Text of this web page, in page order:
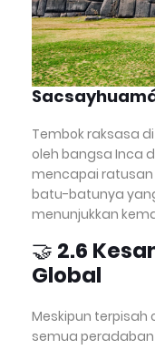
Tembok raksasa
oleh bangsa Inca
mencapai
batu-batunya
menunjukkan
🤝 2.6
Global
Meskipun terpisah
semua